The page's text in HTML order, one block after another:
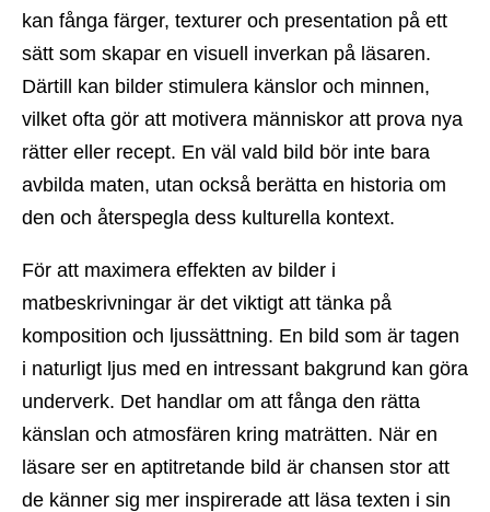
kan fånga färger, texturer och presentation på ett
sätt som skapar en visuell inverkan på läsaren.
Därtill kan bilder stimulera känslor och minnen,
vilket ofta gör att motivera människor att prova nya
rätter eller recept. En väl vald bild bör inte bara
avbilda maten, utan också berätta en historia om
den och återspegla dess kulturella kontext.
För att maximera effekten av bilder i
matbeskrivningar är det viktigt att tänka på
komposition och ljussättning. En bild som är tagen
i naturligt ljus med en intressant bakgrund kan göra
underverk. Det handlar om att fånga den rätta
känslan och atmosfären kring maträtten. När en
läsare ser en aptitretande bild är chansen stor att
de känner sig mer inspirerade att läsa texten i sin